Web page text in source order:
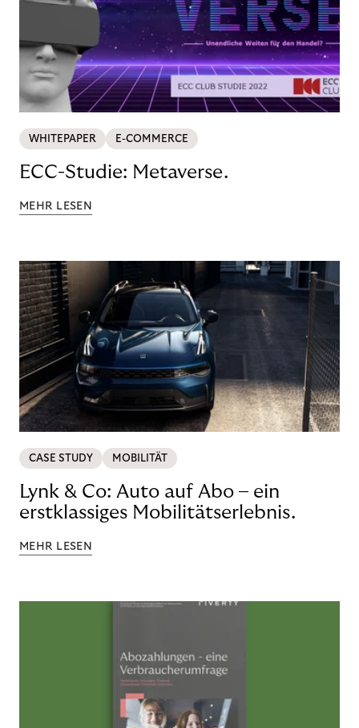
WHITEPAPER E-COMMERCE
ECC-Studie: Metaverse.
MEHR LESEN
CASE STUDY MOBILITÄT
Lynk & Co: Auto auf Abo – ein
erstklassiges Mobilitätserlebnis.
MEHR LESEN